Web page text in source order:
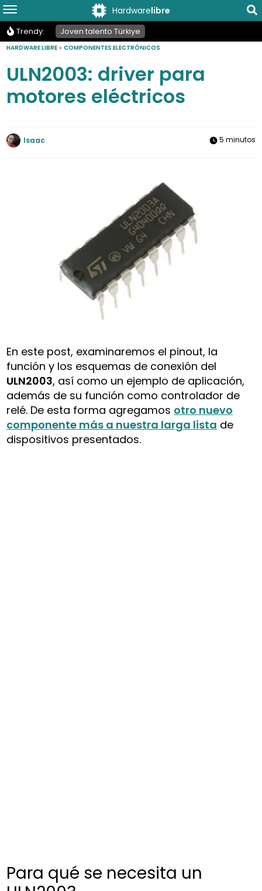
Hardwarelibre
Trendy: Joven talento Türkiye
HARDWARE LIBRE »COMPONENTES ELECTRÓNICOS
ULN2003: driver para
motores eléctricos
Isaac 5 minutos
En este post, examinaremos el pinout, la
función y los esquemas de conexión del
ULN2003, así como un ejemplo de aplicación,
además de su función como controlador de
relé. De esta forma agregamos otro nuevo
componente más a nuestra larga lista de
dispositivos presentados.
Para qué se necesita un